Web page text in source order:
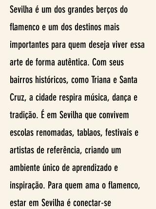
Sevilha é um dos grandes berços do
flamenco e um dos destinos mais
importantes para quem deseja viver essa
arte de forma autêntica. Com seus
bairros históricos, como Triana e Santa
Cruz, a cidade respira música, dança e
tradição. É em Sevilha que convivem
escolas renomadas, tablaos, festivais e
artistas de referência, criando um
ambiente único de aprendizado e
inspiração. Para quem ama o flamenco,
estar em Sevilha é conectar-se